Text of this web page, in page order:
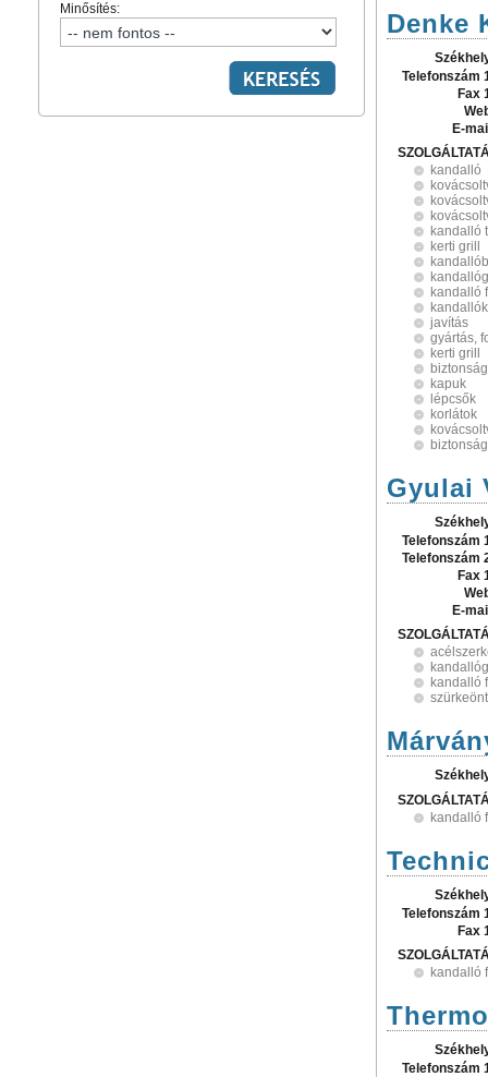
Minősítés: Denke
Telefonszám
Fax
E-
kandalló
kandalló
kerti grill
kandalló
kandallók
javítás
gyártás,
kerti grill
kapuk
lépcsők
korlátok
Gyulai
Telefonszám
Telefonszám
Fax
E-
kandalló
kandalló
Telefonszám
Fax
kandalló
Telefonszám